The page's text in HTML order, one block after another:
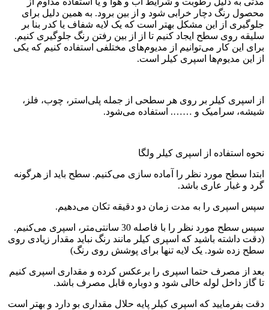
محصول رنگ دچار خرابی شود و از بین برود. به همین دلیل برای
جلوگیری از این مشکل بهتر است که یک لایه شفاف یا کدر بنا بر
سلیقه روی سطح ایجاد کنیم تا از از بین رفتن رنگ جلوگیری کنیم.
برای این کار می‌توانیم از مدیوم‌های مختلفی استفاده کنیم که یکی
از این مدیوم‌ها اسپری کیلر است.
از اسپری کیلر بر روی هر سطحی از جمله پلی‌استر، چوب، فلز،
شیشه، سرامیک و ……. استفاده می‌شود.
نحوه استفاده از اسپری کیلر ولگا
ابتدا سطح مورد نظر را آماده سازی می‌کنیم. سطح باید از هرگونه
گرد و غبار عاری باشد.
سپس اسپری را به مدت زمان دو دقیقه تکان می‌دهیم.
سپس سطح مورد نظر را با فاصله 30 سانتی‌متر، اسپری می‌کنیم.
(دقت داشته باشید که اسپری کیلر مانند رنگ نباید مقدار زیادی روی
سطح زده شود. یک لایه تنها برای پوشش روی رنگ)
بعد از مصرف حتما اسپری را برعکس کرده و مقداری اسپری کنیم
تا گاز داخل لوله خالی شود و دوباره قابل مصرف باشد.
دقت بفرمایید که اسپری کیلر پایه حلال مقداری بو دارد و بهتر است